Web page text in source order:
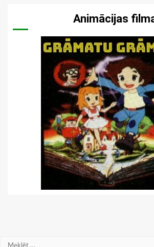
Animācijas
Meklēt: